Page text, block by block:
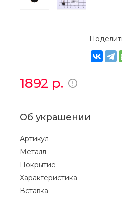
1892 р.
Об украшении
Артикул
Металл
Покрытие
Характеристика
Вставка